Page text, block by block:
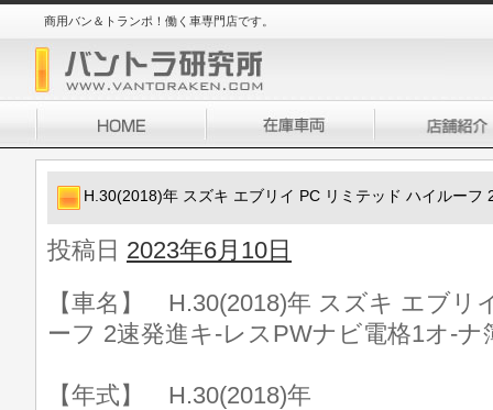
商用バン＆トランポ！働く車専門店です。
H.30(2018)年 スズキ エブリイ PC リミテッド ハイルーフ
投稿日 2023年6月10日
【車名】 H.30(2018)年 スズキ エブリ
ーフ 2速発進キ-レスPWナビ電格1オ-ナ
【年式】 H.30(2018)年